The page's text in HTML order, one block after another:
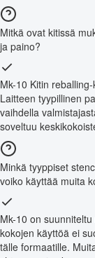
Mitkä ovat kitissä
ja paino?
Mk-10 Kitin
Laitteen tyypillinen
vaihdella
soveltuu
Minkä tyyppiset
voiko käyttää muita
Mk-10 on
kokojen käyttöä ei
tälle formaatille.